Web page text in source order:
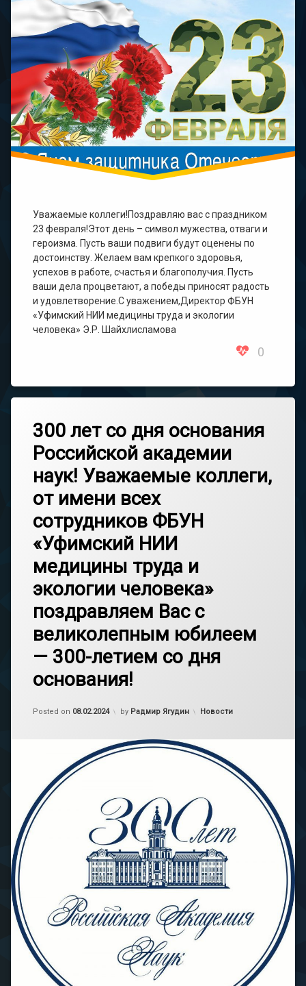
Уважаемые коллеги!Поздравляю вас с праздником
23 февраля!Этот день – символ мужества, отваги и
героизма. Пусть ваши подвиги будут оценены по
достоинству. Желаем вам крепкого здоровья,
успехов в работе, счастья и благополучия. Пусть
ваши дела процветают, а победы приносят радость
и удовлетворение.С уважением,Директор ФБУН
«Уфимский НИИ медицины труда и экологии
человека» Э.Р. Шайхлисламова
0
300 лет со дня основания
Российской академии
наук! Уважаемые коллеги,
от имени всех
сотрудников ФБУН
«Уфимский НИИ
медицины труда и
экологии человека»
поздравляем Вас с
великолепным юбилеем
— 300-летием со дня
основания!
Posted on 08.02.2024
Обновлено на 08.02.2024
by Радмир Ягудин Категории:
Новости